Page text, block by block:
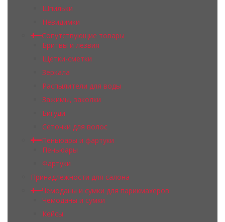
Шпильки
Невидимки
Сопутствующие товары
Бритвы и лезвия
Щетки-сметки
Зеркала
Распылители для воды
Зажимы, заколки
Бигуди
Сеточки для волос
Пеньюары и фартуки
Пеньюары
Фартуки
Принадлежности для салона
Чемоданы и сумки для парикмахеров
Чемоданы и сумки
Кейсы